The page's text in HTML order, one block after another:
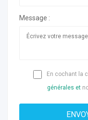
Message :
En cochant la
générales et